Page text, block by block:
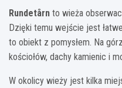
Rundetårn to wieża
Dzięki temu wejście jest
to obiekt z pomysłem. Na
kościołów, dachy kamienic i
W okolicy wieży jest kilka